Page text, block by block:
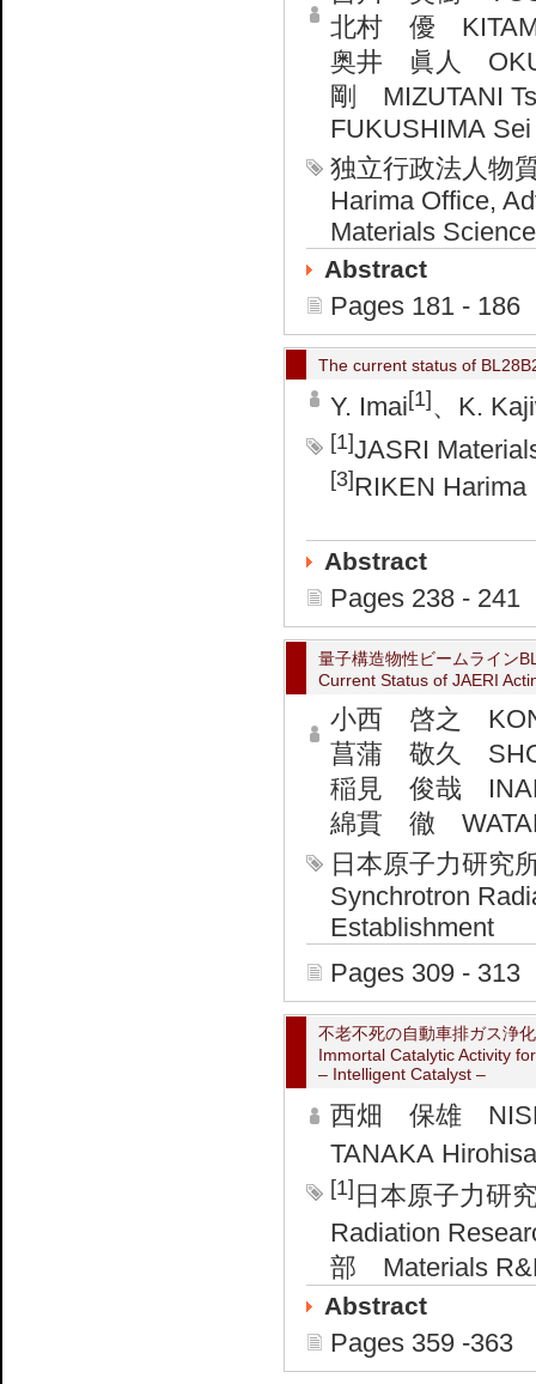
北村 優
奥井 眞人
剛 MIZUTANI
FUKUSHIMA Sei
独立行政法人物
Harima Office,
Materials Science
Abstract
Pages 181 - 186
The current status of
Y. Imai[1]、K.
[1]JASRI
[3]RIKEN Harima
Abstract
Pages 238 - 241
量子構造物性ビームライン
Current Status of JAERI
小西 啓之
菖蒲 敬久
稲見 俊哉
綿貫 徹
日本原子力研
Synchrotron
Establishment
Pages 309 - 313
不老不死の自動車排ガス
Immortal Catalytic Activity
– Intelligent Catalyst –
西畑 保雄
TANAKA Hirohisa
[1] 日本原子力研
Radiation
部 Materials
Abstract
Pages 359 -363